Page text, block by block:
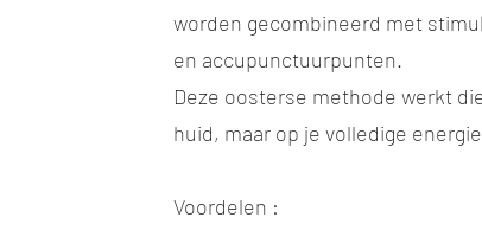
worden gecombineerd met
en accupunctuurpunten.
Deze oosterse methode werkt
huid, maar op je volledige
Voordelen :